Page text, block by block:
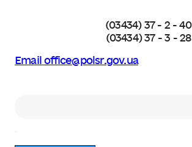
(03434) 37 - 2 - 40
(03434) 37 - 3 - 28
Email office@polsr.gov.ua